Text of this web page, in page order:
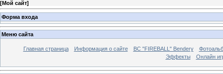
[Мой сайт]
Форма входа
Меню сайта
Главная страница Информация о сайте BC "FIREBALL" Bendery
Эффекты
Онлайн